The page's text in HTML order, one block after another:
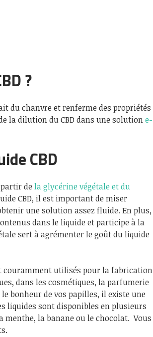
?
du chanvre et renferme des propriétés
la dilution du CBD dans une solutione-
CBD
de la glycérine végétale et du
CBD, il est important de miser
une solution assez fluide. En plus,
dans le liquide et participe à la
sert à agrémenter le goût du liquide
couramment utilisés pour la fabrication
dans les cosmétiques, la parfumerie
bonheur de vos papilles, il existe une
liquides sont disponibles en plusieurs
la banane ou le chocolat. Vous